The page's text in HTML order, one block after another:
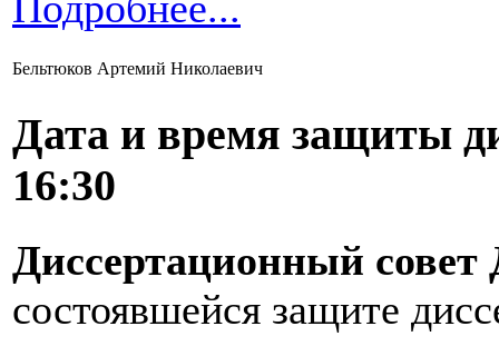
Бельтюков Артемий Николаевич
Дата и время защиты
16:30
Диссертационный совет
состоявшейся защите